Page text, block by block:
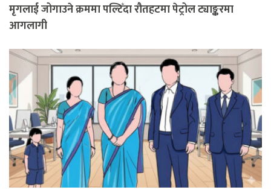
मृगलाई जोगाउने क्रममा पल्टिँदा रौतहटमा पेट्रोल ट्याङ्करमा
आगलागी